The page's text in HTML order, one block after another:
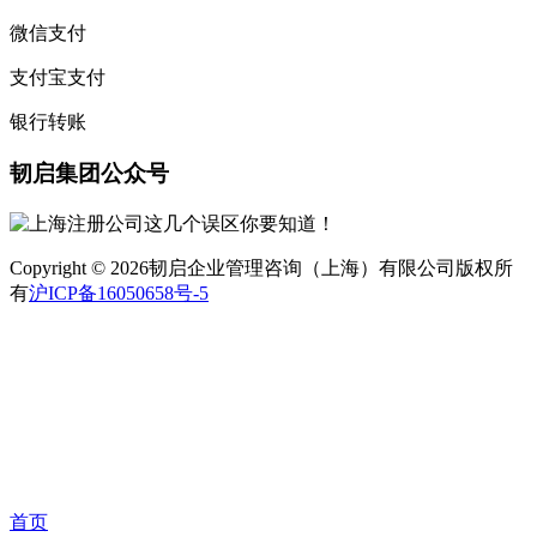
微信支付
支付宝支付
银行转账
韧启集团公众号
Copyright © 2026韧启企业管理咨询（上海）有限公司版权所
有沪ICP备16050658号-5
首页